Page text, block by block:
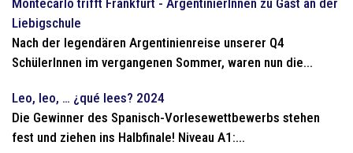
Montecarlo trifft Frankfurt - ArgentinierInnen zu Gast an der
Liebigschule
Nach der legendären Argentinienreise unserer Q4
SchülerInnen im vergangenen Sommer, waren nun die...
Leo, leo, … ¿qué lees? 2024
Die Gewinner des Spanisch-Vorlesewettbewerbs stehen
fest und ziehen ins Halbfinale! Niveau A1:...